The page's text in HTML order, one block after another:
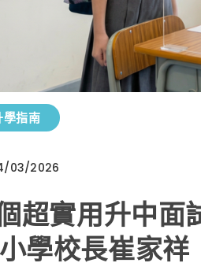
學指南
03/2026
超實用升中
學校長崔家祥